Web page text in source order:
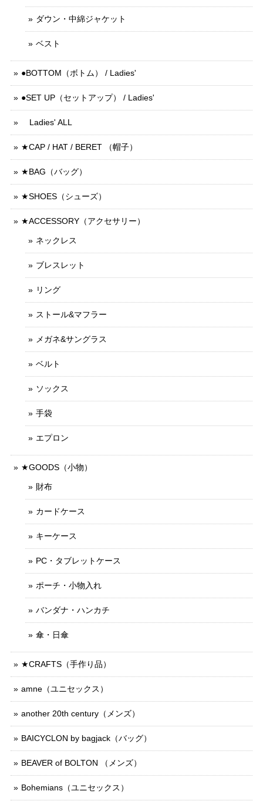
ダウン・中綿ジャケット
ベスト
●BOTTOM（ボトム） / Ladies'
●SET UP（セットアップ） / Ladies'
Ladies' ALL
★CAP / HAT / BERET （帽子）
★BAG（バッグ）
★SHOES（シューズ）
★ACCESSORY（アクセサリー）
ネックレス
ブレスレット
リング
ストール&マフラー
メガネ&サングラス
ベルト
ソックス
手袋
エプロン
★GOODS（小物）
財布
カードケース
キーケース
PC・タブレットケース
ポーチ・小物入れ
バンダナ・ハンカチ
傘・日傘
★CRAFTS（手作り品）
amne（ユニセックス）
another 20th century（メンズ）
BAICYCLON by bagjack（バッグ）
BEAVER of BOLTON （メンズ）
Bohemians（ユニセックス）